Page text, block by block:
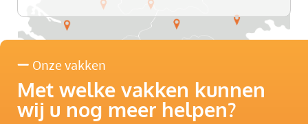
Onze vakken
Met welke vakken kunnen
wij u nog meer helpen?